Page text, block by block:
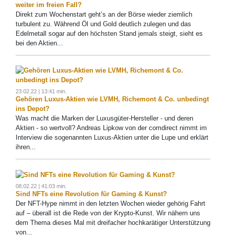
weiter im freien Fall?
Direkt zum Wochenstart geht’s an der Börse wieder ziemlich
turbulent zu. Während Öl und Gold deutlich zulegen und das
Edelmetall sogar auf den höchsten Stand jemals steigt, sieht es
bei den Aktien...
23.02.22 | 13:41 min.
Gehören Luxus-Aktien wie LVMH, Richemont & Co. unbedingt
ins Depot?
Was macht die Marken der Luxusgüter-Hersteller - und deren
Aktien - so wertvoll? Andreas Lipkow von der comdirect nimmt im
Interview die sogenannten Luxus-Aktien unter die Lupe und erklärt
ihren...
08.02.22 | 41:03 min.
Sind NFTs eine Revolution für Gaming & Kunst?
Der NFT-Hype nimmt in den letzten Wochen wieder gehörig Fahrt
auf – überall ist die Rede von der Krypto-Kunst. Wir nähern uns
dem Thema dieses Mal mit dreifacher hochkarätiger Unterstützung
von...